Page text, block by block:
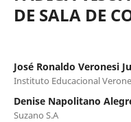
DE SALA DE
José Ronaldo Veronesi
Instituto Educacional
Denise Napolitano
Suzano S.A